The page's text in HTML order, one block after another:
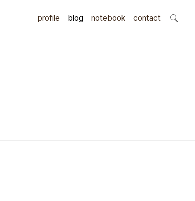
profile blog notebook contact
search